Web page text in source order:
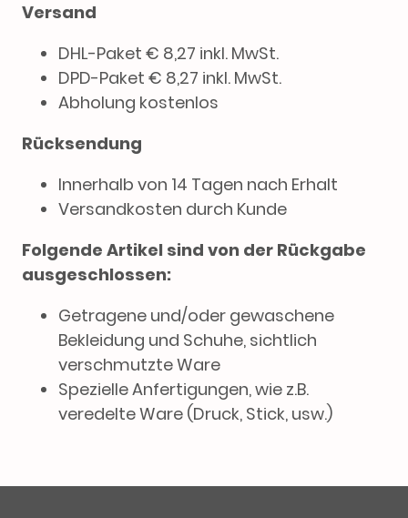
Versand
DHL-Paket € 8,27 inkl. MwSt.
DPD-Paket € 8,27 inkl. MwSt.
Abholung kostenlos
Rücksendung
Innerhalb von 14 Tagen nach Erhalt
Versandkosten durch Kunde
Folgende Artikel sind von der Rückgabe
ausgeschlossen:
Getragene und/oder gewaschene
Bekleidung und Schuhe, sichtlich
verschmutzte Ware
Spezielle Anfertigungen, wie z.B.
veredelte Ware (Druck, Stick, usw.)